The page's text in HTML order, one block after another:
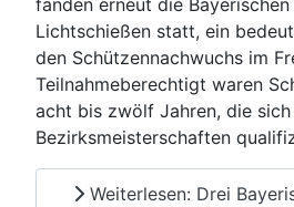
fanden erneut die
Lichtschießen statt, ein
den Schützennachwuchs im
Teilnahmeberechtigt waren
acht bis zwölf Jahren, die
Bezirksmeisterschaften
Weiterlesen: Drei